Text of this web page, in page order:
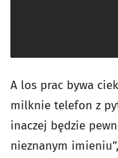
A los prac bywa
milknie telefon z
inaczej będzie
nieznanym